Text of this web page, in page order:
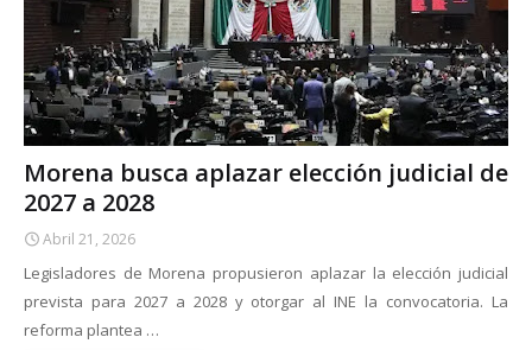
Morena busca aplazar elección judicial de
2027 a 2028
Abril 21, 2026
Legisladores de Morena propusieron aplazar la elección judicial
prevista para 2027 a 2028 y otorgar al INE la convocatoria. La
reforma plantea …